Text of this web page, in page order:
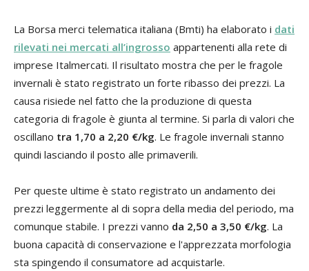
La Borsa merci telematica italiana (Bmti) ha elaborato i dati
rilevati nei mercati all’ingrosso appartenenti alla rete di
imprese Italmercati. Il risultato mostra che per le fragole
invernali è stato registrato un forte ribasso dei prezzi. La
causa risiede nel fatto che la produzione di questa
categoria di fragole è giunta al termine. Si parla di valori che
oscillano tra 1,70 a 2,20 €/kg. Le fragole invernali stanno
quindi lasciando il posto alle primaverili.
Per queste ultime è stato registrato un andamento dei
prezzi leggermente al di sopra della media del periodo, ma
comunque stabile. I prezzi vanno da 2,50 a 3,50 €/kg. La
buona capacità di conservazione e l'apprezzata morfologia
sta spingendo il consumatore ad acquistarle.